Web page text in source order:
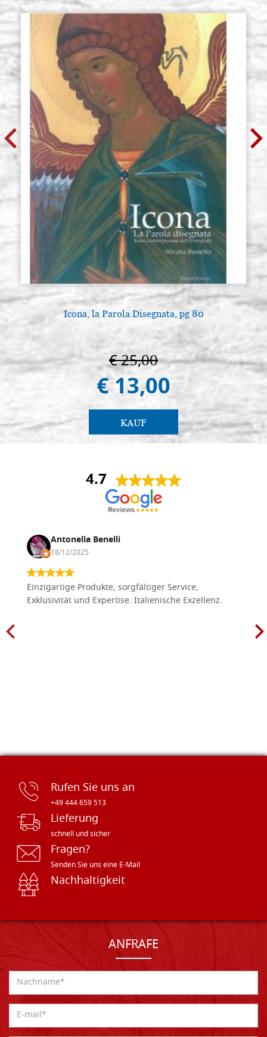
Icona, la Parola Disegnata, pg 80
€ 25,00
€ 13,00
KAUF
4.7
Antonella Benelli
18/12/2025
Einzigartige Produkte, sorgfältiger Service,
Exklusivität und Expertise. Italienische Exzellenz.
Rufen Sie uns an
+49 444 659 513
Lieferung
schnell und sicher
Fragen?
Senden Sie uns eine E-Mail
Nachhaltigkeit
ANFRAFE